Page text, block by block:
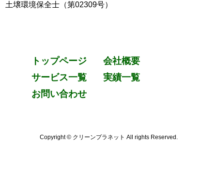
土壌環境保全士（第02309号）
トップページ
会社概要
サービス一覧
実績一覧
お問い合わせ
Copyright © クリーンプラネット All rights Reserved.